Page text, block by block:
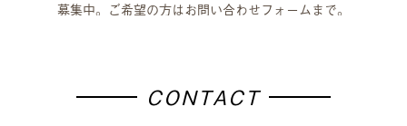
募集中。ご希望の方はお問い合わせフォームまで。
CONTACT